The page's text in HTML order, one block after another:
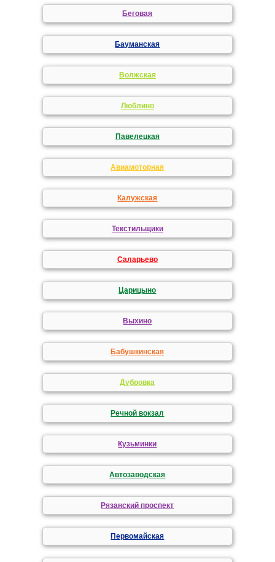
Беговая
Бауманская
Волжская
Люблино
Павелецкая
Авиамоторная
Калужская
Текстильщики
Саларьево
Царицыно
Выхино
Бабушкинская
Дубровка
Речной вокзал
Кузьминки
Автозаводская
Рязанский проспект
Первомайская